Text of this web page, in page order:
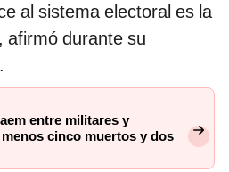
al sistema electoral es la
afirmó durante su
entre militares y
cinco muertos y dos